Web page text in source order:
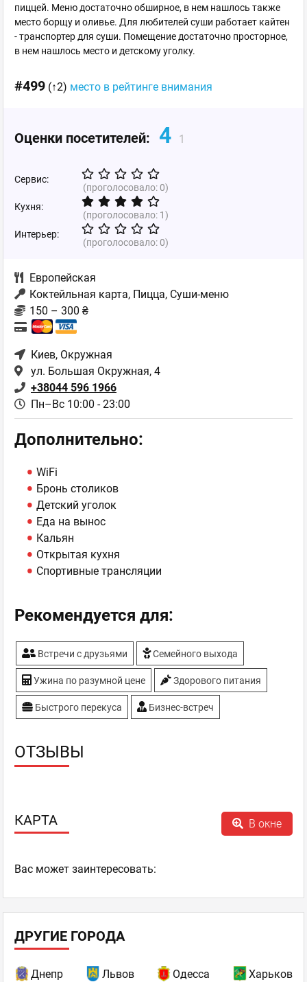
пиццей. Меню достаточно обширное, в нем нашлось также
место борщу и оливье. Для любителей суши работает кайтен
- транспортер для суши. Помещение достаточно просторное,
в нем нашлось место и детскому уголку.
#499 (↑2) место в рейтинге внимания
Оценки посетителей: 4 1
Сервис:
(проголосовало:0)
Кухня:
(проголосовало: 1)
Интерьер:
(проголосовало:0)
Европейская
Коктейльная карта, Пицца, Суши-меню
150 – 300 ₴
Киев, Окружная
ул. Большая Окружная, 4
+38044 596 1966
Пн–Вс 10:00 - 23:00
Дополнительно:
WiFi
Бронь столиков
Детский уголок
Еда на вынос
Кальян
Открытая кухня
Спортивные трансляции
Рекомендуется для:
Встречи с друзьями Семейного выхода
Ужина по разумной цене Здорового питания
Быстрого перекуса Бизнес-встреч
ОТЗЫВЫ
КАРТА В окне
Ваc может заинтересовать:
ДРУГИЕ ГОРОДА
Днепр Львов Одесса Харьков